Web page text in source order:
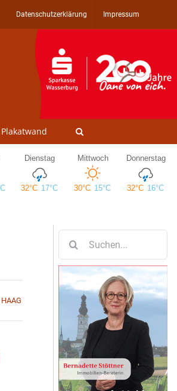
Datenschutzerklärung Impressum
Plakatwand
HAAG
nach: